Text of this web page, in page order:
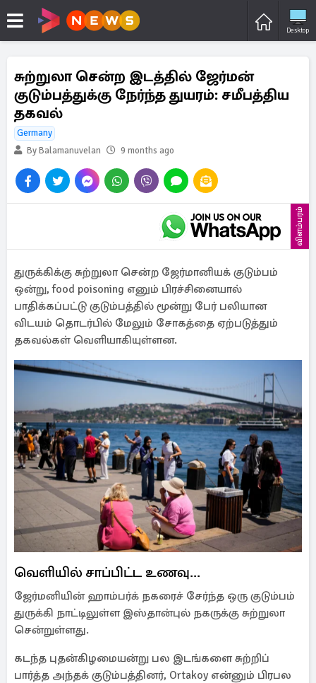
Desktop
சுற்றுலா சென்ற இடத்தில் ஜேர்மன்
குடும்பத்துக்கு நேர்ந்த துயரம்: சமீபத்திய
தகவல்
Germany
By Balamanuvelan
9 months ago
விளம்பரம்
துருக்கிக்கு சுற்றுலா சென்ற ஜேர்மானியக் குடும்பம்
ஒன்று, food poisoning எனும் பிரச்சினையால்
பாதிக்கப்பட்டு குடும்பத்தில் மூன்று பேர் பலியான
விடயம் தொடர்பில் மேலும் சோகத்தை ஏற்படுத்தும்
தகவல்கள் வெளியாகியுள்ளன.
வெளியில் சாப்பிட்ட உணவு...
ஜேர்மனியின் ஹாம்பர்க் நகரைச் சேர்ந்த ஒரு குடும்பம்
துருக்கி நாட்டிலுள்ள இஸ்தான்புல் நகருக்கு சுற்றுலா
சென்றுள்ளது.
கடந்த புதன்கிழமையன்று பல இடங்களை சுற்றிப்
பார்த்த அந்தக் குடும்பத்தினர், Ortakoy என்னும் பிரபல